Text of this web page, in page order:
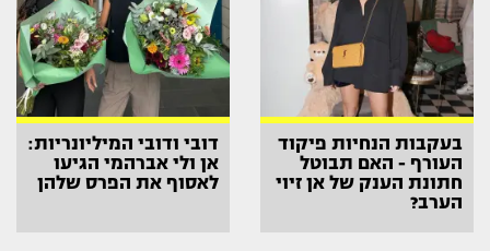
בעקבות הנחיות פיקוד
העורף - האם תבוטל
חתונת הענק של אן זיוי
הערב?
דובי ודובי המיליונריות:
אן ולי אברהמי הגיעו
לאסוף את הפרס שלהן